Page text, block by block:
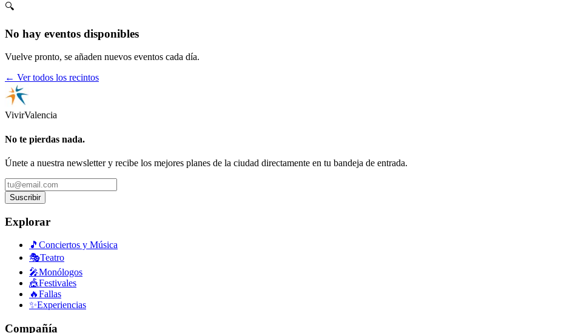
🔍
No hay eventos disponibles
Vuelve pronto, se añaden nuevos eventos cada día.
← Ver todos los recintos
VivirValencia
No te pierdas nada.
Únete a nuestra newsletter y recibe los mejores planes de la ciudad directamente en tu bandeja de entrada.
Suscribir
Explorar
🎵 Conciertos y Música
🎭Teatro
🎤Monólogos
🎪Festivales
🔥Fallas
✨Experiencias
Compañía